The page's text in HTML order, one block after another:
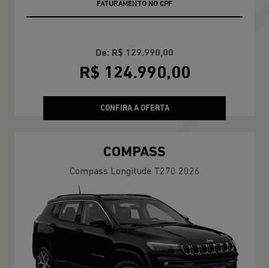
ÚLTIMAS UNIDADES
De: R$ 129.990,00
R$ 124.990,00
CONFIRA A OFERTA
COMPASS
Compass Longitude T270 2026